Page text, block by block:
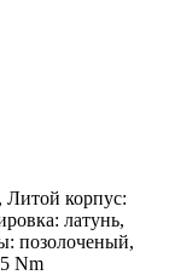
Литой корпус:
латунь,
позолоченый,
Nm